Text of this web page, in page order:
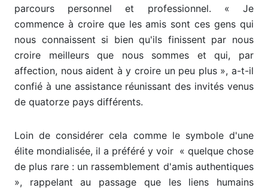
parcours personnel et professionnel. « Je
commence à croire que les amis sont ces gens qui
nous connaissent si bien qu'ils finissent par nous
croire meilleurs que nous sommes et qui, par
affection, nous aident à y croire un peu plus », a-t-il
confié à une assistance réunissant des invités venus
de quatorze pays différents.
Loin de considérer cela comme le symbole d'une
élite mondialisée, il a préféré y voir « quelque chose
de plus rare : un rassemblement d'amis authentiques
», rappelant au passage que les liens humains